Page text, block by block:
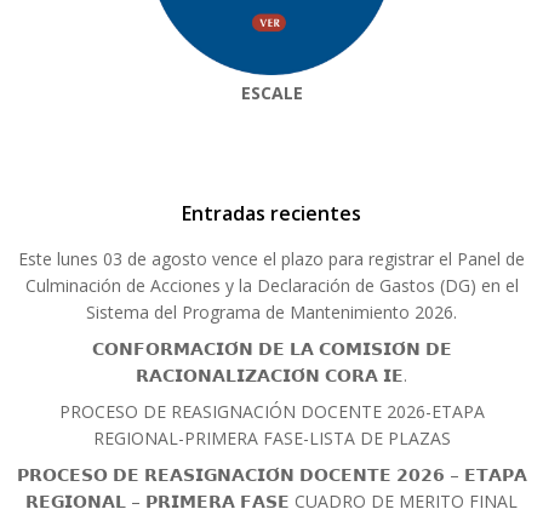
ESCALE
Entradas recientes
Este lunes 03 de agosto vence el plazo para registrar el Panel de
Culminación de Acciones y la Declaración de Gastos (DG) en el
Sistema del Programa de Mantenimiento 2026.
𝗖𝗢𝗡𝗙𝗢𝗥𝗠𝗔𝗖𝗜𝗢́𝗡 𝗗𝗘 𝗟𝗔 𝗖𝗢𝗠𝗜𝗦𝗜𝗢́𝗡 𝗗𝗘
𝗥𝗔𝗖𝗜𝗢𝗡𝗔𝗟𝗜𝗭𝗔𝗖𝗜𝗢́𝗡 𝗖𝗢𝗥𝗔 𝗜𝗘.
PROCESO DE REASIGNACIÓN DOCENTE 2026-ETAPA
REGIONAL-PRIMERA FASE-LISTA DE PLAZAS
𝗣𝗥𝗢𝗖𝗘𝗦𝗢 𝗗𝗘 𝗥𝗘𝗔𝗦𝗜𝗚𝗡𝗔𝗖𝗜𝗢́𝗡 𝗗𝗢𝗖𝗘𝗡𝗧𝗘 𝟮𝟬𝟮𝟲 – 𝗘𝗧𝗔𝗣𝗔
𝗥𝗘𝗚𝗜𝗢𝗡𝗔𝗟 – 𝗣𝗥𝗜𝗠𝗘𝗥𝗔 𝗙𝗔𝗦𝗘 CUADRO DE MERITO FINAL